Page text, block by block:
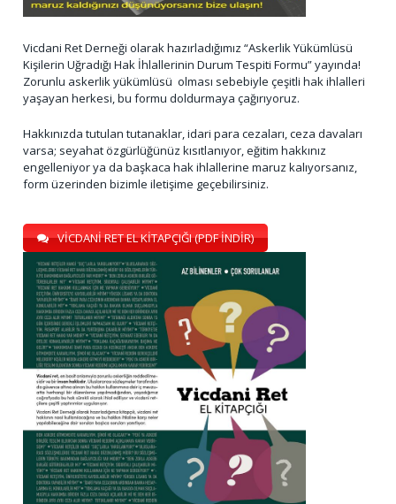
Vicdani Ret Derneği olarak hazırladığımız “Askerlik Yükümlüsü
Kişilerin Uğradığı Hak İhlallerinin Durum Tespiti Formu” yayında!
Zorunlu askerlik yükümlüsü olması sebebiyle çeşitli hak ihlalleri
yaşayan herkesi, bu formu doldurmaya çağırıyoruz.
Hakkınızda tutulan tutanaklar, idari para cezaları, ceza davaları
varsa; seyahat özgürlüğünüz kısıtlanıyor, eğitim hakkınız
engelleniyor ya da başkaca hak ihlallerine maruz kalıyorsanız,
form üzerinden bizimle iletişime geçebilirsiniz.
VİCDANİ RET EL KİTAPÇIĞI (PDF İNDİR)